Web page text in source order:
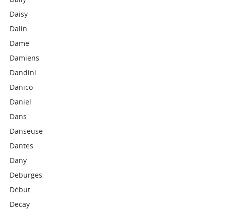
Daisy
Dalin
Dame
Damiens
Dandini
Danico
Daniel
Dans
Danseuse
Dantes
Dany
Deburges
Début
Decay